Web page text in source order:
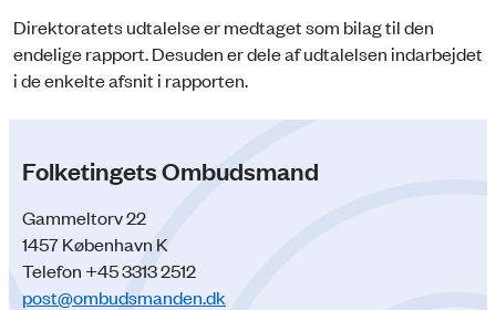
Direktoratets udtalelse er medtaget som bilag til den
endelige rapport. Desuden er dele af udtalelsen indarbejdet
i de enkelte afsnit i rapporten.
Folketingets Ombudsmand
Gammeltorv 22
1457 København K
Telefon +45 3313 2512
post@ombudsmanden.dk